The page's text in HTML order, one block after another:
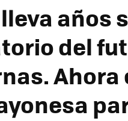
años
del